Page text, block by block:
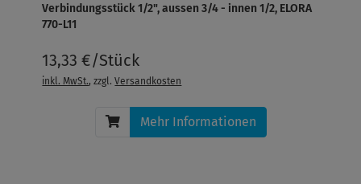
Verbindungsstück 1/2", aussen 3/4 - innen 1/2, ELORA
770-L11
13,33 €/Stück
inkl. MwSt., zzgl.Versandkosten
Mehr Informationen